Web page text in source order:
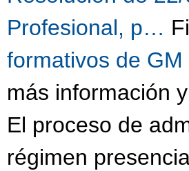
Profesional, p…
formativos de
más información
El proceso de
régimen